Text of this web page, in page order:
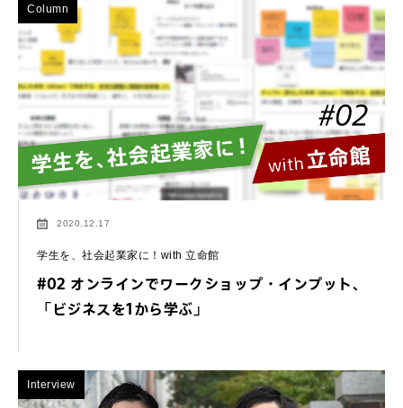
Column
2020.12.17
学生を、社会起業家に！with 立命館
#02 オンラインでワークショップ・インプット、
「ビジネスを1から学ぶ」
Interview